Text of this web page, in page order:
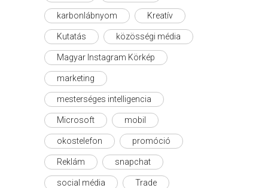
karbonlábnyom Kreatív
Kutatás közösségi média
Magyar Instagram Körkép
marketing
mesterséges intelligencia
Microsoft mobil
okostelefon promóció
Reklám snapchat
social média Trade